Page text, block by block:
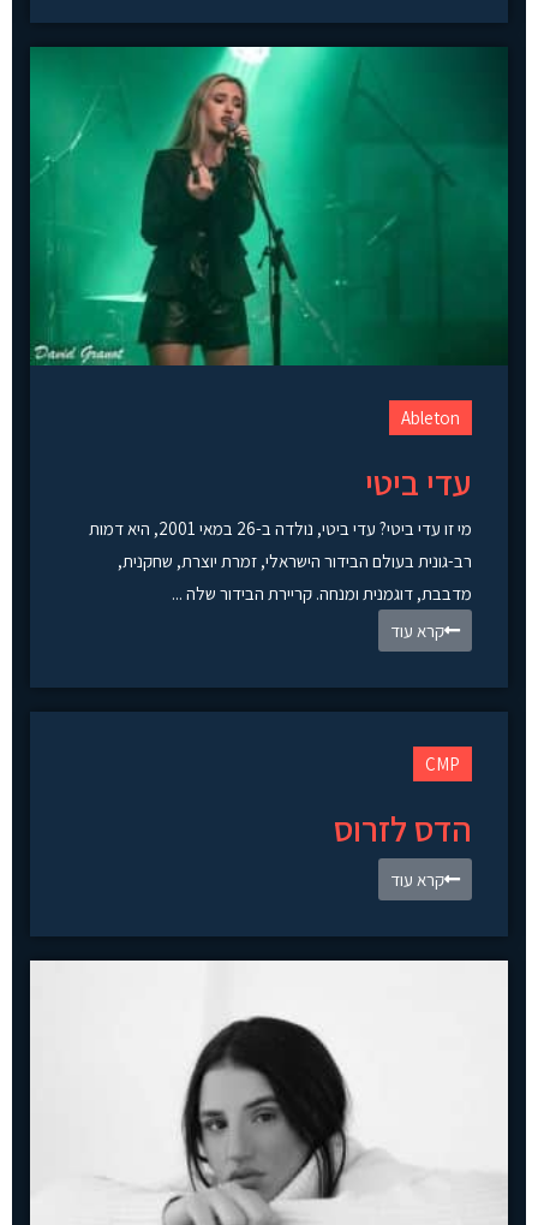
Ableton
עדי ביטי
מי זו עדי ביטי? עדי ביטי, נולדה ב-26 במאי 2001, היא דמות
רב-גונית בעולם הבידור הישראלי, זמרת יוצרת, שחקנית,
מדבבת, דוגמנית ומנחה. קריירת הבידור שלה ...
קרא עוד
CMP
הדס לזרוס
קרא עוד